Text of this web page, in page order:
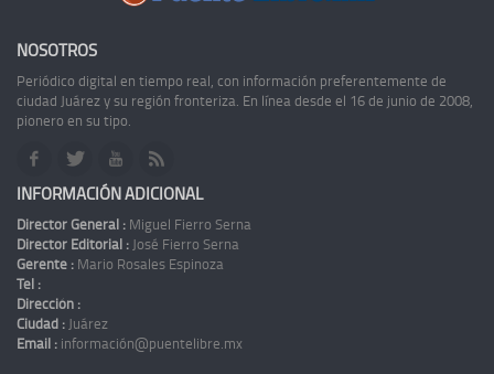
NOSOTROS
Periódico digital en tiempo real, con información preferentemente de
ciudad Juárez y su región fronteriza. En línea desde el 16 de junio de 2008,
pionero en su tipo.
INFORMACIÓN ADICIONAL
Director General : Miguel Fierro Serna
Director Editorial : José Fierro Serna
Gerente : Mario Rosales Espinoza
Tel :
Dirección :
Ciudad : Juárez
Email : información@puentelibre.mx